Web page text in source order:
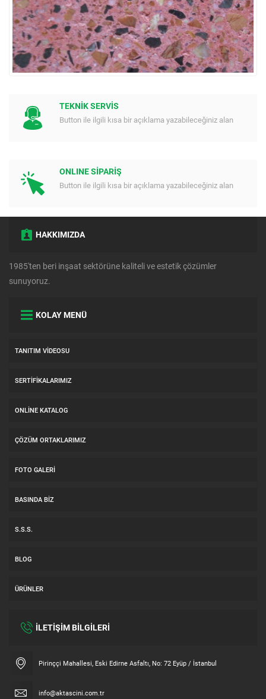
TEKNİK SERVİS
Button ile ilgili kısa bir açıklama yazabileceğiniz alan
ONLINE SİPARİŞ
Button ile ilgili kısa bir açıklama yazabileceğiniz alan
HAKKIMIZDA
1985'ten beri inşaat sektörüne kaliteli ve estetik çözümler
sunuyoruz.
KOLAY MENÜ
TANITIM VIDEOSU
SERTIFIKALARIMIZ
ONLINE KATALOG
ÇÖZÜM ORTAKLARIMIZ
FOTO GALERI
BASINDA BIZ
S.S.S.
BLOG
ÜRÜNLER
İLETİŞİM BİLGİLERİ
Pirinççi Mahallesi, Eski Edirne Asfaltı, No: 72 Eyüp / İstanbul
info@aktascini.com.tr